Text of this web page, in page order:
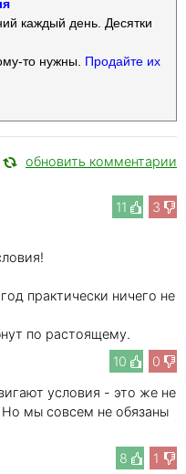
каждый день. Десятки
то нужны. Продайте их
обновить комментарии
11 3
практически ничего не
по растоящему.
10
0
условия - это же не
Но мы совсем не обязаны
8
1